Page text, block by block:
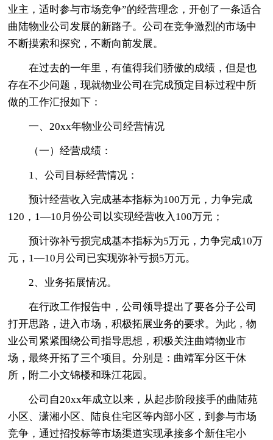
业主，适时参与市场竞争”的经营理念，开创了一条适合
曲陆物业公司发展的新路子。公司在竞争激烈的市场中
不断摸索和探究，不断向前发展。
在过去的一年里，有值得我们骄傲的成绩，但是也
存在不少问题，现就物业公司在完成预定目标过程中所
做的工作汇报如下：
一、20xx年物业公司经营情况
（一）经营成绩：
1、公司目标经营情况：
预计经营收入完成基本指标为100万元，力争完成
120，1—10月份公司以实现经营收入100万元；
预计弥补亏损完成基本指标为5万元，力争完成10万
元，1—10月公司已实现弥补亏损5万元。
2、业务拓展情况。
在行政工作报告中，公司领导提出了要各分子公司
打开思路，进入市场，积极拓展业务的要求。为此，物
业公司紧紧围绕公司指导思想，积极关注曲靖物业市
场，最终开拓了三个项目。分别是：曲靖军分区干休
所，附二小文锦楼和珠江花园。
公司自20xx年成立以来，从起步阶段接手的曲陆苑
小区、潇湘小区、陆良住宅区等内部小区，到参与市场
竞争，通过招投标等市场渠道实现承接多个新住宅小